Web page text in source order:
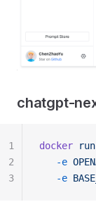
chatgpt-
docker run
-e
-e
1
2
3